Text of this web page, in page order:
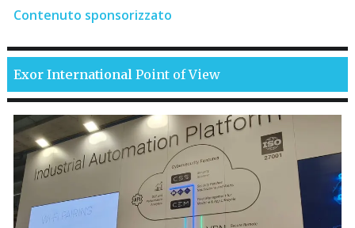
Contenuto sponsorizzato
Exor InternationalPoint of View